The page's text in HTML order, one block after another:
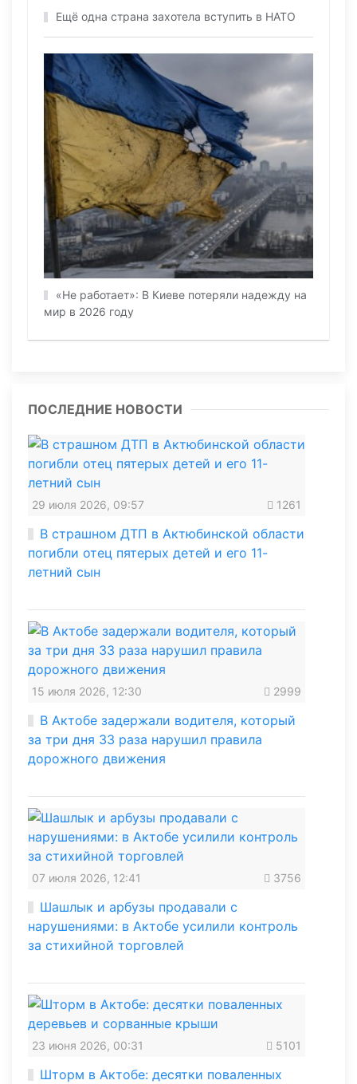
Ещё одна страна захотела вступить в НАТО
«Не работает»: В Киеве потеряли надежду на
мир в 2026 году
ПОСЛЕДНИЕ НОВОСТИ
29 июля 2026, 09:57 1261
В страшном ДТП в Актюбинской области
погибли отец пятерых детей и его 11-
летний сын
15 июля 2026, 12:30 2999
В Актобе задержали водителя, который
за три дня 33 раза нарушил правила
дорожного движения
07 июля 2026, 12:41 3756
Шашлык и арбузы продавали с
нарушениями: в Актобе усилили контроль
за стихийной торговлей
23 июня 2026, 00:31 5101
Шторм в Актобе: десятки поваленных